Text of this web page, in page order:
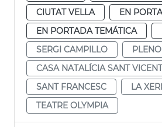
CIUTAT VELLA
EN
EN PORTADA TEMÁTICA
SERGI CAMPILLO
PLENO
CASA NATALÍCIA SANT
SANT FRANCESC
LA
TEATRE OLYMPIA